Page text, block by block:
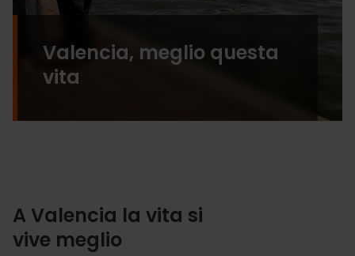
Valencia, meglio questa
vita
A Valencia la vita si
vive meglio